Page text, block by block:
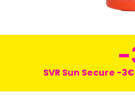
-
SVR Sun Secure -3€